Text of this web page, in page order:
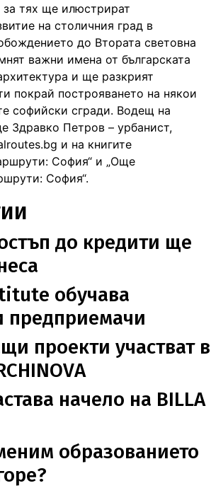
за тях ще илюстрират
на столичния град в
до Втората световна
важни имена от българската
и ще разкрият
покрай построяването на някои
софийски сгради. Водещ на
Здравко Петров – урбанист,
и на книгите
София“ и „Още
София“.
до кредити ще
обучава
предприемачи
проекти участват в
начело на BILLA
образованието